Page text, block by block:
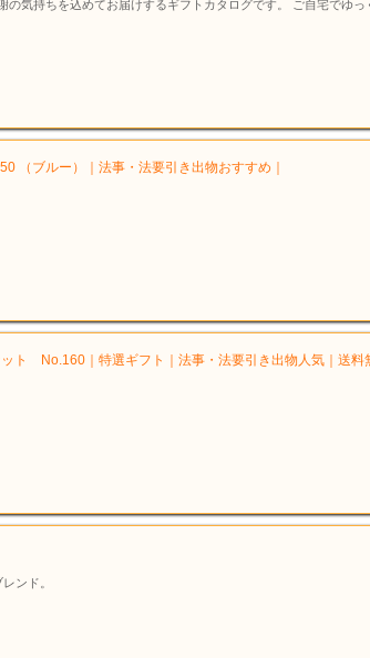
気持ちを込めてお届けするギフトカタログです。 ご自宅でゆ
（ブルー）｜法事・法要引き出物おすすめ｜
No.160｜特選ギフト｜法事・法要引き出物人気｜送料
ンド。